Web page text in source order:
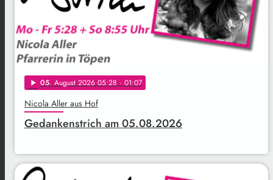
play_arrow 05. August 2026 05:28 · 01:07
Nicola Aller aus Hof
Gedankenstrich am 05.08.2026